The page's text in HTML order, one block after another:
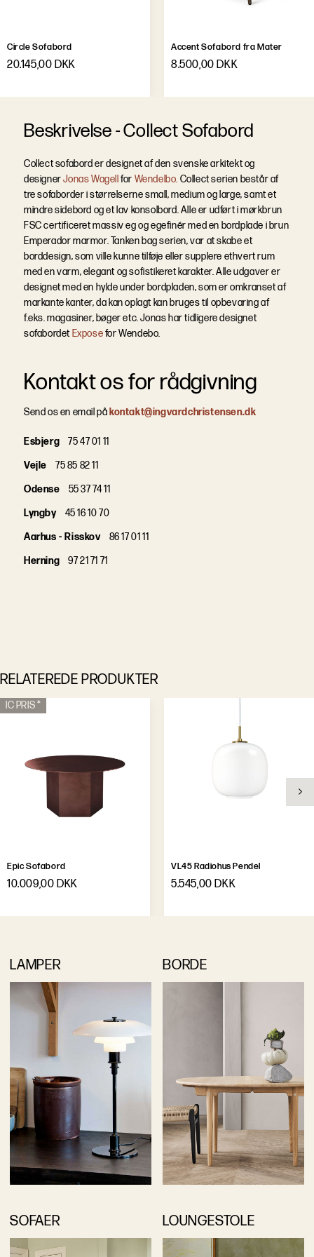
Circle Sofabord
20.145,00 DKK
Accent Sofabord fra Mater
8.500,00 DKK
Beskrivelse-Collect Sofabord
Collect sofabord er designet af den svenske arkitekt og
designerJonas Wagell for Wendelbo. Collect serien består af
tre sofaborder i størrelserne small, medium og large, samt et
mindre sidebord og et lav konsolbord. Alle er udført i mørkbrun
FSC certificeret massiv eg og egefinér med en bordplade i brun
Emperador marmor. Tanken bag serien, var at skabe et
borddesign, som ville kunne tilføje eller supplere ethvert rum
med en varm, elegant og sofistikeret karakter. Alle udgaver er
designet med en hylde under bordpladen, som er omkranset af
markante kanter, da kan oplagt kan bruges til opbevaring af
f.eks. magasiner, bøger etc. Jonas har tidligere designet
sofabordet Exposefor Wendebo.
Kontakt os for rådgivning
Send os en email på kontakt@ingvardchristensen.dk
Esbjerg
75 47 01 11
Vejle
75 85 82 11
Odense
55 37 74 11
Lyngby
45 16 10 70
Aarhus - Risskov
86 17 01 11
Herning
97 21 71 71
RELATEREDE PRODUKTER
IC PRIS *
Epic Sofabord
10.009,00 DKK
VL45 Radiohus Pendel
5.545,00 DKK
LAMPER BORDE
SOFAER LOUNGESTOLE